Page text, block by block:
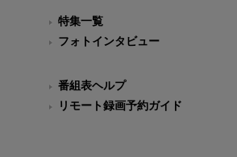
特集一覧
フォトインタビュー
番組表ヘルプ
リモート録画予約ガイド